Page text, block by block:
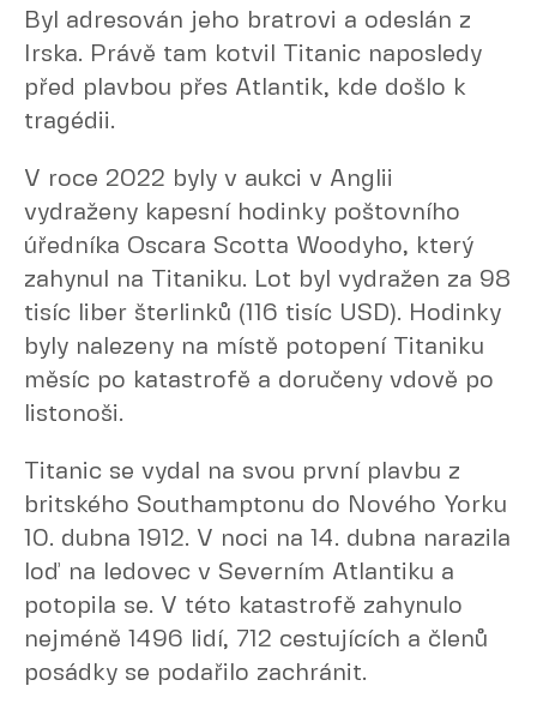
Byl adresován jeho bratrovi a odeslán z
Irska. Právě tam kotvil Titanic naposledy
před plavbou přes Atlantik, kde došlo k
tragédii.
V roce 2022 byly v aukci v Anglii
vydraženy kapesní hodinky poštovního
úředníka Oscara Scotta Woodyho, který
zahynul na Titaniku. Lot byl vydražen za 98
tisíc liber šterlinků (116 tisíc USD). Hodinky
byly nalezeny na místě potopení Titaniku
měsíc po katastrofě a doručeny vdově po
listonoši.
Titanic se vydal na svou první plavbu z
britského Southamptonu do Nového Yorku
10. dubna 1912. V noci na 14. dubna narazila
loď na ledovec v Severním Atlantiku a
potopila se. V této katastrofě zahynulo
nejméně 1496 lidí, 712 cestujících a členů
posádky se podařilo zachránit.